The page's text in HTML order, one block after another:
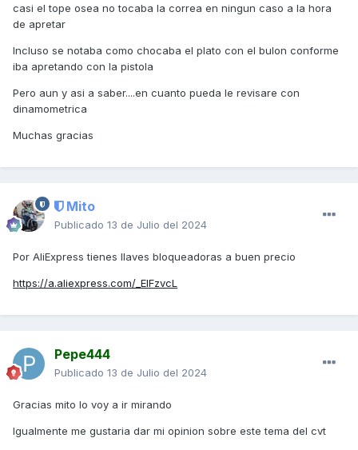
casi el tope osea no tocaba la correa en ningun caso a la hora
de apretar
Incluso se notaba como chocaba el plato con el bulon conforme
iba apretando con la pistola
Pero aun y asi a saber....en cuanto pueda le revisare con
dinamometrica
Muchas gracias
Mito
Publicado 13 de Julio del 2024
Por AliExpress tienes llaves bloqueadoras a buen precio
https://a.aliexpress.com/_EIFzvcL
Pepe444
Publicado 13 de Julio del 2024
Gracias mito lo voy a ir mirando
Igualmente me gustaria dar mi opinion sobre este tema del cvt